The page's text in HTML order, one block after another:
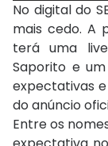
No digital do
mais cedo. A
terá uma
Saporito e
expectativas
do anúncio
Entre os